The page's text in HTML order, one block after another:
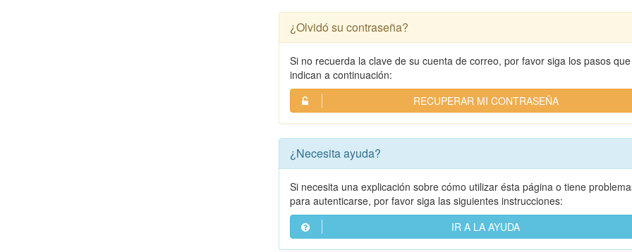
¿Olvidó su contraseña?
Si no recuerda la clave de su cuenta de correo, por favor siga los pasos
indican a continuación:
RECUPERAR MI CONTRASEÑA
¿Necesita ayuda?
Si necesita una explicación sobre cómo utilizar ésta página o tiene
para autenticarse, por favor siga las siguientes instrucciones:
IR A LA AYUDA